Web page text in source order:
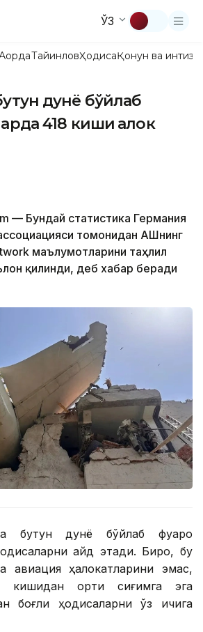
ЎЗ
ТайинловҲодисаҚонун ва
дунё бўйлаб
418 киши ҳалок
— Бундай статистика Германия
томонидан АҚШнинг
маълумотларини таҳлил
қилинди, деб хабар беради
бутун дунё бўйлаб фуқаро
қайд этади. Бироқ, бу
авиация ҳалокатларини эмас,
кишидан ортиқ сиғимга эга
боғлиқ ҳодисаларни ўз ичига